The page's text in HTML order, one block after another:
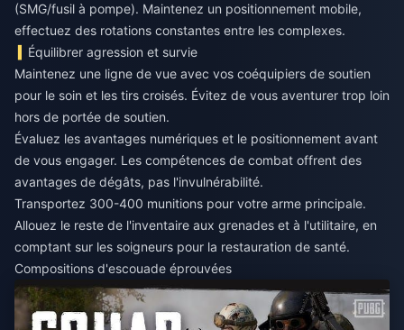
(SMG/fusil à pompe). Maintenez un positionnement mobile,
effectuez des rotations constantes entre les complexes.
Équilibrer agression et survie
Maintenez une ligne de vue avec vos coéquipiers de soutien
pour le soin et les tirs croisés. Évitez de vous aventurer trop loin
hors de portée de soutien.
Évaluez les avantages numériques et le positionnement avant
de vous engager. Les compétences de combat offrent des
avantages de dégâts, pas l'invulnérabilité.
Transportez 300-400 munitions pour votre arme principale.
Allouez le reste de l'inventaire aux grenades et à l'utilitaire, en
comptant sur les soigneurs pour la restauration de santé.
Compositions d'escouade éprouvées